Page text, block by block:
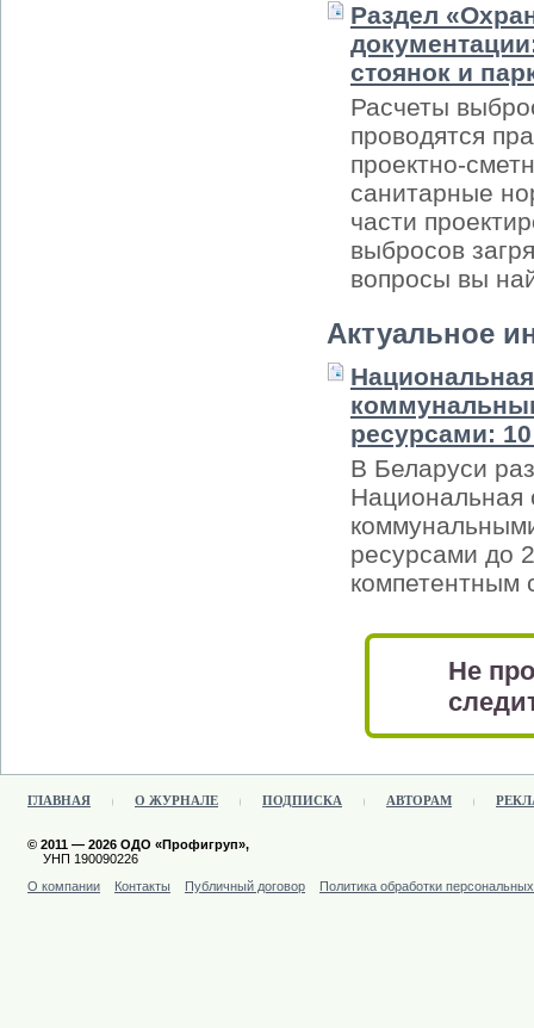
Раздел
стоянок и
Расчеты
проводятся
проектно-
санитарные
части
выбросов
вопросы вы
Актуальное
ресурсами:
В Беларуси
Национальная
ресурсами до
компетентным
Не
ГЛАВНАЯ О ЖУРНАЛЕ ПОДПИСКА АВТОРАМ
© 2011 — 2026 ОДО «Профигруп»,
УНП 190090226
О компании
Контакты Публичный договор Политика обработки